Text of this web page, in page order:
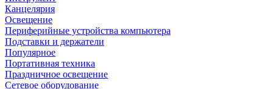
Канцелярия
Освещение
Периферийные устройства компьютера
Подставки и держатели
Популярное
Портативная техника
Праздничное освещение
Сетевое оборудование